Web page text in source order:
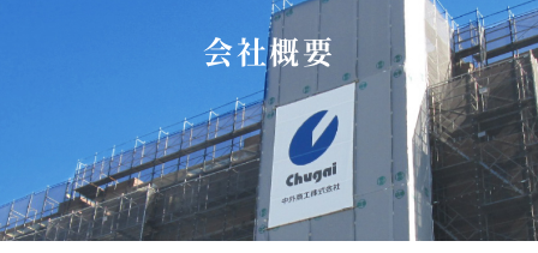
会社概要